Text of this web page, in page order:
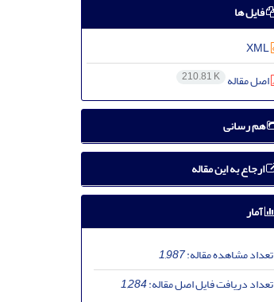
فایل ها
XML
اصل مقاله 210.81 K
هم رسانی
ارجاع به این مقاله
آمار
تعداد مشاهده مقاله:1,987
تعداد دریافت فایل اصل مقاله:1,284